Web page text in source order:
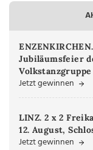
Jubiläumsfeier
Jetzt gewinnen
LINZ. 2 x 2
12. August,
Jetzt gewinnen